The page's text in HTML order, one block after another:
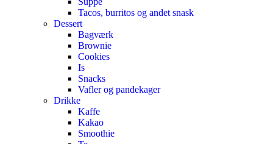
Tacos, burritos og andet snask
Dessert
Bagværk
Brownie
Cookies
Is
Snacks
Vafler og pandekager
Drikke
Kaffe
Kakao
Smoothie